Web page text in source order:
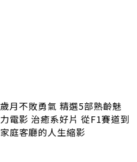
歲月不敗勇氣 精選5部熟齡魅
力電影 治癒系好片 從F1賽道到
家庭客廳的人生縮影